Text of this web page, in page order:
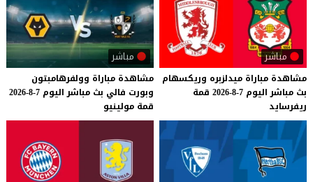
مباشر
مشاهدة مباراة ميدلزبره وريكسهام
بث مباشر اليوم 7-8-2026
قمة
ريفرسايد
مباشر
مشاهدة مباراة وولفرهامبتون
وبورت فالي بث مباشر اليوم 7-8-2026
قمة مولينيو